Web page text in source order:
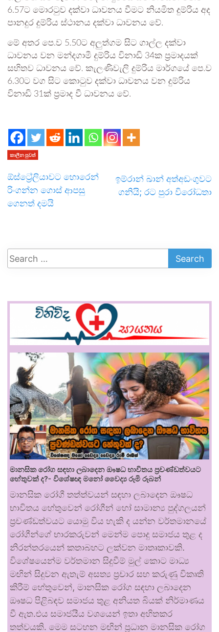
6.57ට මොරටුව දක්වා ධාවනය වීමට නියමිත දුම්රිය අද
පානදුර දුම්රිය ස්ථානය දක්වා ධාවනය වේ.
මේ අතර පෙ.ව 5.50ට අලුත්ගම සිට ගාල්ල දක්වා
ධාවනය වන මන්දගාමී දුම්රිය විනාඩි 34ක ප්‍රමාදයක්
සහිතව ධාවනය වේ. කැලණිවැලි දුම්රිය මාර්ගයේ පෙ.ව
6.30ට වග සිට කොටුව දක්වා ධාවනය වන දුම්රිය
විනාඩි 31ක් ප්‍රමාද වී ධාවනය වේ.
කාලීන පුවත්
ඕස්ට්‍රේලියාවට හොරෙන්
රිංගන්න ගොස් ආපසු
ගෙනත් දමයි
ඉම්රාන් ඛාන් අත්අඩංගුවට
ගනියි; රට පුරා විරෝධතා
මානසික රෝග සඳහා ලබාදෙන ඖෂධ භාවිතය ප්‍රචණ්ඩත්වයට
හේතුවක් ද?- විශේෂඥ මනෝ වෛද්‍ය රූමි රූබන්
මානසික රෝගී තත්ත්වයන් සඳහා ලබාදෙන ඖෂධ
භාවිතය හේතුවෙන් රෝගීන් හෝ සාමාන්‍ය පුද්ගලයන්
ප්‍රචණ්ඩත්වයට යොමු විය හැකි ද යන්න වර්තමානයේ
රෝගීන්ගේ භාරකරුවන් මෙන්ම පොදු සමාජය තුළ ද
නිරන්තරයෙන් කතාබහට ලක්වන මාතෘකාවකි.
විශේෂයෙන්ම වර්තමාන සිදුවීම් මුල් කොට මාධ්‍ය
මඟින් සිදුවන ඇතැම් අසත්‍ය ප්‍රචාර සහ කරුණු විකෘති
කිරීම් හේතුවෙන්, මානසික රෝග සඳහා ලබාදෙන
ඖෂධ පිළිබඳව සමාජය තුළ අනියත බියක් නිර්මාණය
වී ඇත.එය සමාජයීය වශයෙන් ඉතා අහිතකර
තත්වයකි. මෙම සටහන මඟින් ප්‍රධාන මානසික රෝග